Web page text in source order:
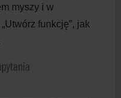
myszy i w
funkcję”, jak